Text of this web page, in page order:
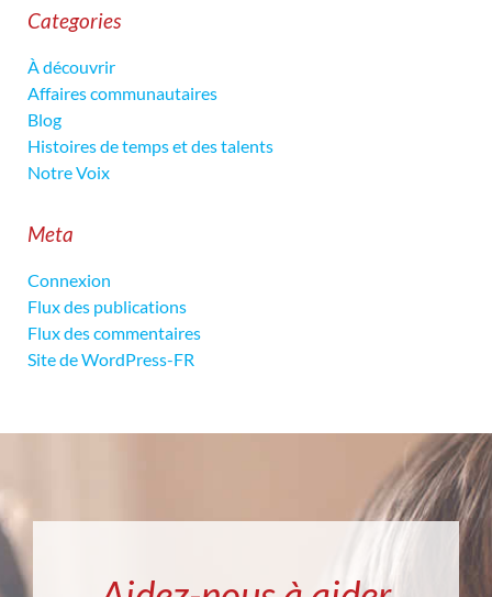
Categories
À découvrir
Affaires communautaires
Blog
Histoires de temps et des talents
Notre Voix
Meta
Connexion
Flux des publications
Flux des commentaires
Site de WordPress-FR